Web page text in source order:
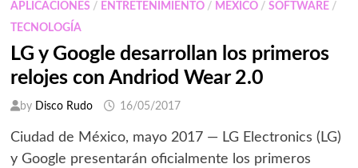
AHORA
APLICACIONES / ENTRETENIMIENTO/ MEXICO/ SOFTWARE/
TECNOLOGÍA
LG y Google desarrollan los primeros
relojes con Andriod Wear 2.0
by Disco Rudo 16/05/2017
Ciudad de México, mayo 2017 — LG Electronics (LG)
y Google presentarán oficialmente los primeros